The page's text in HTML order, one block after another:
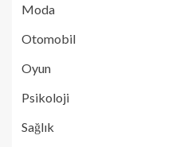
Moda
Otomobil
Oyun
Psikoloji
Sağlık